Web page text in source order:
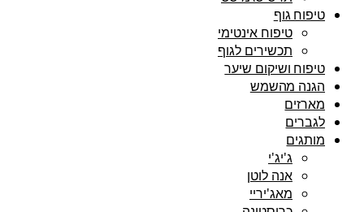
טיפוח גוף
טיפוח אינטימי
תכשירים לגוף
טיפוח ושיקום שיער
הגנה מהשמש
מארזים
לגברים
מותגים
ג'יג'י
אנה לוטן
מאג'יריי